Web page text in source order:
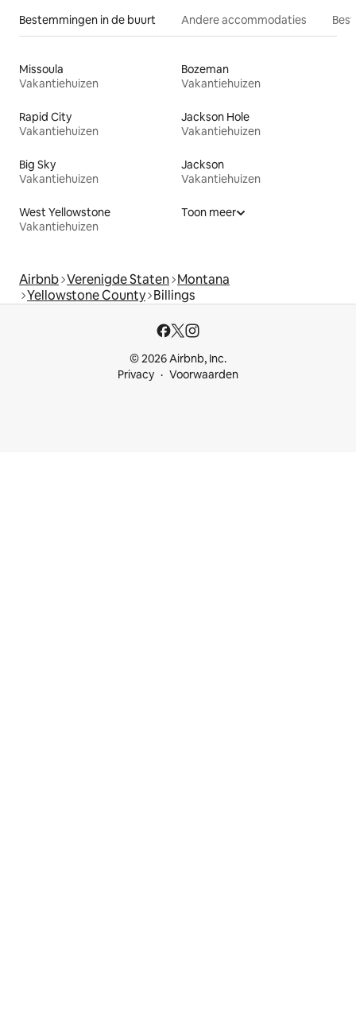
Bestemmingen in de buurt Andere accommodaties
Missoula
Vakantiehuizen
Bozeman
Vakantiehuizen
Rapid City
Vakantiehuizen
Jackson Hole
Vakantiehuizen
Big Sky
Vakantiehuizen
Jackson
Vakantiehuizen
West Yellowstone
Vakantiehuizen
Toon meer
Airbnb Verenigde Staten Montana
Yellowstone County Billings
© 2026 Airbnb, Inc.
Privacy
Voorwaarden